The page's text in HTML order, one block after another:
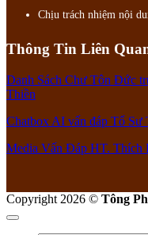
Chịu trách nhiệm nội
Thông Tin Liên
Danh Sách Chư Tôn Đức
Thiền
Chatbox AI vấn đáp Tổ Sư
Media Vấn Đáp HT. Thích
Copyright 2026 © Tông